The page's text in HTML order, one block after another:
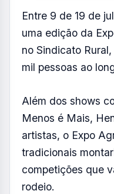
Entre 9 de 19 de
uma edição da
no Sindicato
mil pessoas ao
Além dos shows
Menos é Mais,
artistas, o Expo
tradicionais
competições que
rodeio.